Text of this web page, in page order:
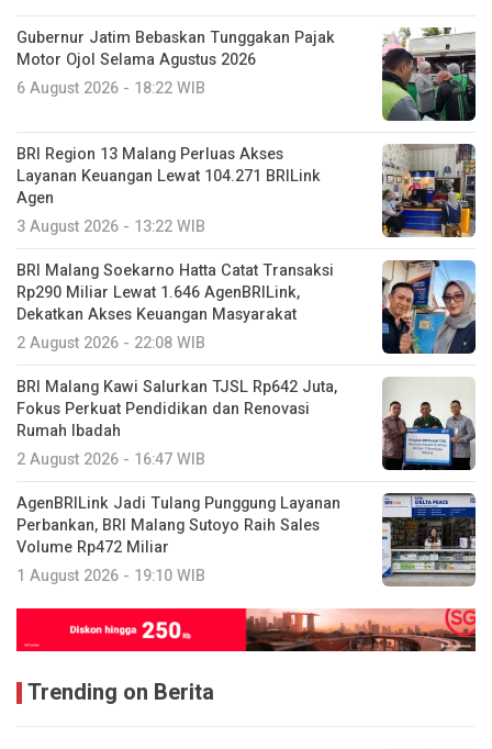
Gubernur Jatim Bebaskan Tunggakan Pajak
Motor Ojol Selama Agustus 2026
6 August 2026 - 18:22 WIB
BRI Region 13 Malang Perluas Akses
Layanan Keuangan Lewat 104.271 BRILink
Agen
3 August 2026 - 13:22 WIB
BRI Malang Soekarno Hatta Catat Transaksi
Rp290 Miliar Lewat 1.646 AgenBRILink,
Dekatkan Akses Keuangan Masyarakat
2 August 2026 - 22:08 WIB
BRI Malang Kawi Salurkan TJSL Rp642 Juta,
Fokus Perkuat Pendidikan dan Renovasi
Rumah Ibadah
2 August 2026 - 16:47 WIB
AgenBRILink Jadi Tulang Punggung Layanan
Perbankan, BRI Malang Sutoyo Raih Sales
Volume Rp472 Miliar
1 August 2026 - 19:10 WIB
Trending on Berita